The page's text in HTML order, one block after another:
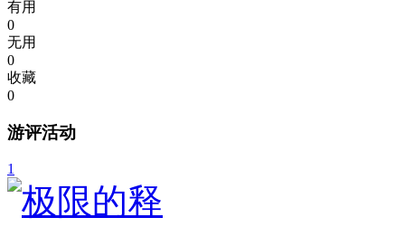
有用
0
无用
0
收藏
0
游评活动
1